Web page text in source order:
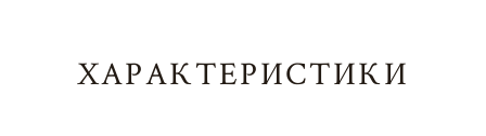
ХАРАКТЕРИСТИКИ